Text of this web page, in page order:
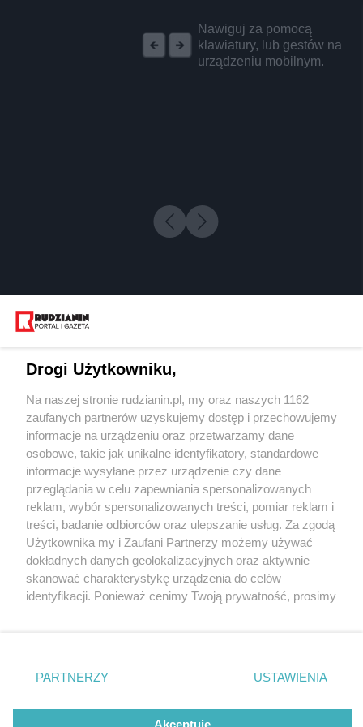
Nawiguj za pomocą
klawiatury, lub gestów na
urządzeniu mobilnym.
4 / 0
Wydawca mediów
Nie zapomnij
zapoznać się z:
polityką prywatności regulamin korzystania z portali
Twojemiasto
Piekary Śląskie
Chorzów
Tarnowskie Góry
Gliwice
Skontakuj sięz nami
Kontakt
Wydawca
Redakcja
Drogi Użytkowniku,
Na naszej stronie rudzianin.pl, my oraz naszych 1162
zaufanych partnerów uzyskujemy dostęp i przechowujemy
informacje na urządzeniu oraz przetwarzamy dane
osobowe, takie jak unikalne identyfikatory, standardowe
informacje wysyłane przez urządzenie czy dane
przeglądania w celu zapewniania spersonalizowanych
reklam, wybór spersonalizowanych treści, pomiar reklam i
treści, badanie odbiorców oraz ulepszanie usług. Za zgodą
Użytkownika my i Zaufani Partnerzy możemy używać
dokładnych danych geolokalizacyjnych oraz aktywnie
skanować charakterystykę urządzenia do celów
identyfikacji. Ponieważ cenimy Twoją prywatność, prosimy
prywatności znajdujący się w lewym dolnym rogu strony
. Niektóre rodzaje przetwarzania danych nie wymagają
zgody użytkownika, ale masz prawo sprzeciwić się
takiemu przetwarzaniu. Preferencje będą miały
PARTNERZY USTAWIENIA
Akceptuję